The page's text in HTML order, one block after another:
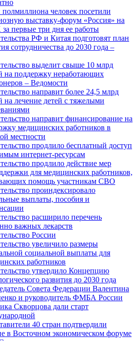
человек посетили
выставку-форум «Россия» на
первые три дня ее работы
РФ и Китая подготовят план
сотрудничества до 2030 года –
выделит свыше 10 млрд
на поддержку неработающих
– Ведомости
направит более 24,5 млрд
на лечение детей с тяжелыми
направит финансирование на
медицинских работников в
местности
продлило бесплатный доступ
интернет-ресурсам
продлило действие мер
для медицинских работников,
помощь участникам СВО
проиндексировало
выплаты, пособия и
расширило перечень
важных лекарств
России
увеличило размеры
социальной выплаты для
работников
утвердило Концепцию
развития до 2030 года
Совета Федерации Валентина
и руководитель ФМБА России
Скворцова дали старт
40 стран подтвердили
в Восточном экономическом форуме